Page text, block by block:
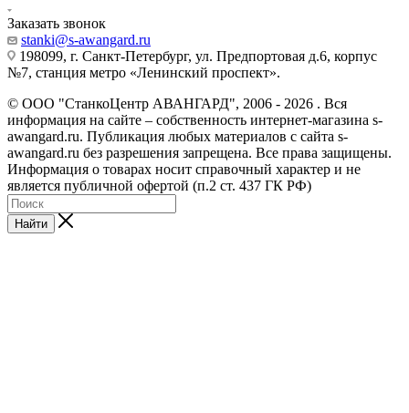
Заказать звонок
stanki@s-awangard.ru
198099, г. Санкт-Петербург, ул. Предпортовая д.6, корпус
№7, станция метро «Ленинский проспект».
© ООО "СтанкоЦентр АВАНГАРД", 2006 - 2026 . Вся
информация на сайте – собственность интернет-магазина s-
awangard.ru. Публикация любых материалов с сайта s-
awangard.ru без разрешения запрещена. Все права защищены.
Информация о товарах носит справочный характер и не
является публичной офертой (п.2 ст. 437 ГК РФ)
Найти